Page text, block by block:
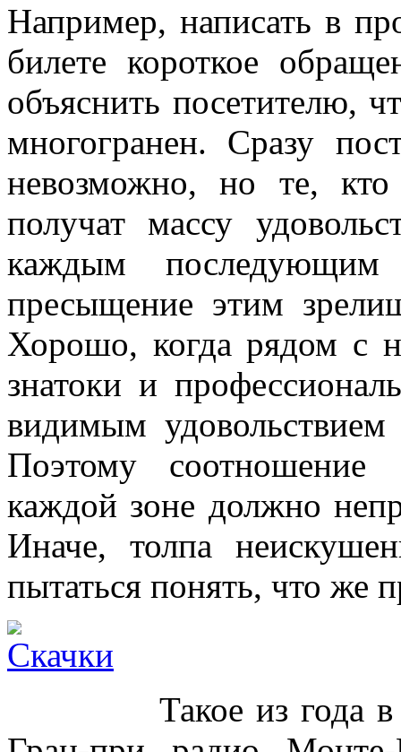
Например, написать в
билете короткое
объяснить посетителю,
многогранен. Сразу
невозможно, но те,
получат массу
каждым
пресыщение этим
Хорошо, когда рядом с
знатоки и
видимым
Поэтому соотношение
каждой зоне должно
Иначе, толпа
пытаться понять, что же
Такое из года в